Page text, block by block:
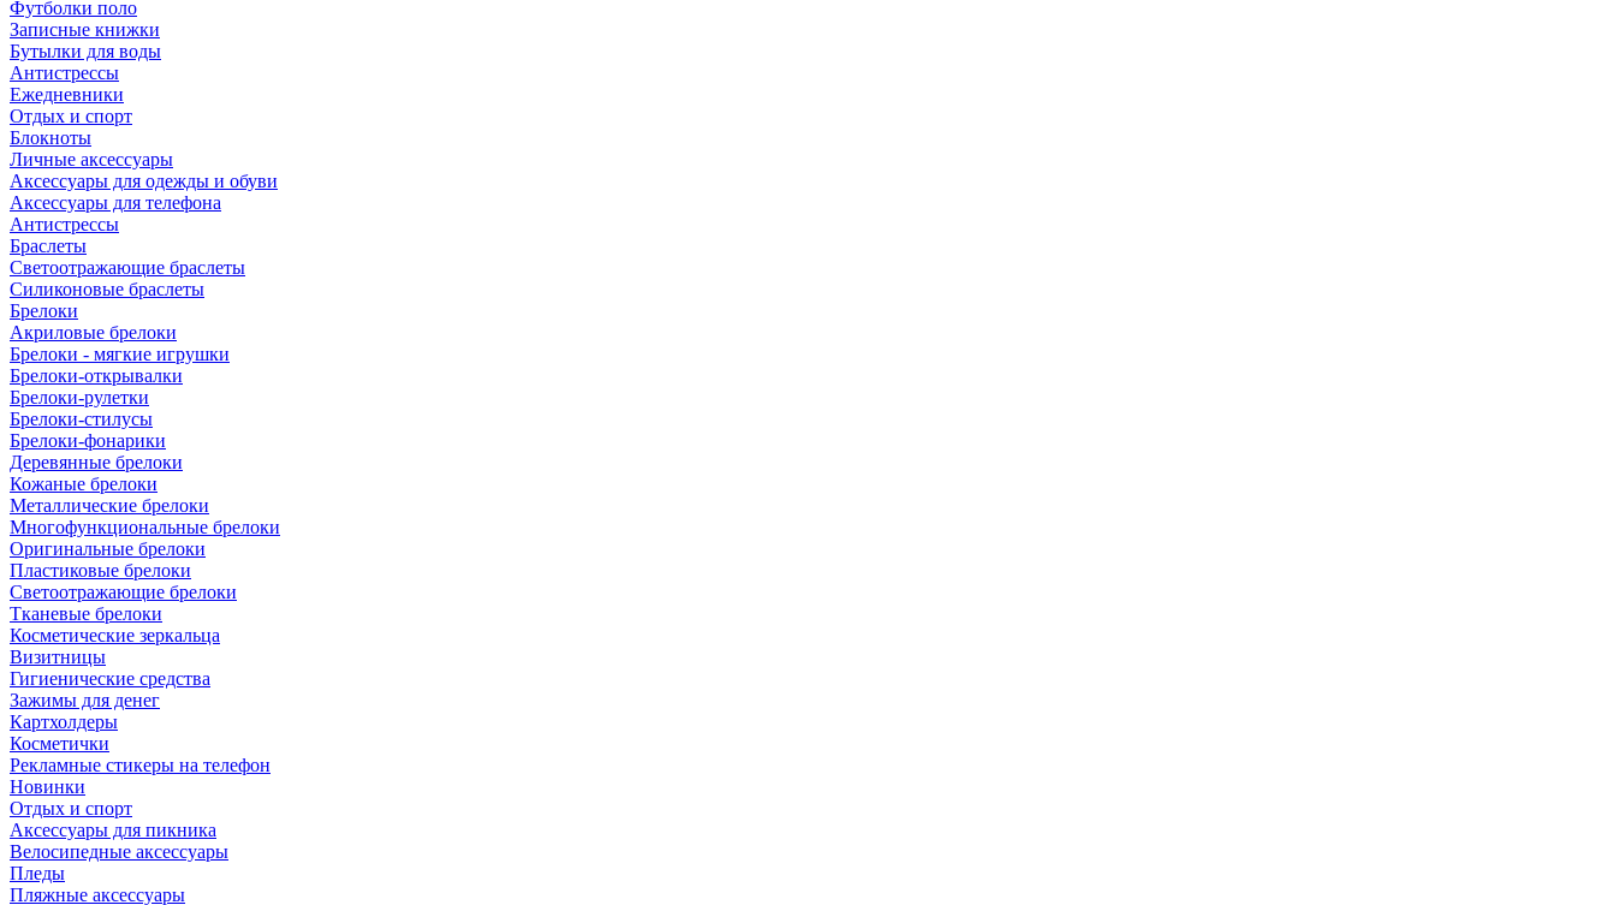
Футболки поло
Записные книжки
Бутылки для воды
Антистрессы
Ежедневники
Отдых и спорт
Блокноты
Личные аксессуары
Аксессуары для одежды и обуви
Аксессуары для телефона
Антистрессы
Браслеты
Светоотражающие браслеты
Силиконовые браслеты
Брелоки
Акриловые брелоки
Брелоки - мягкие игрушки
Брелоки-открывалки
Брелоки-рулетки
Брелоки-стилусы
Брелоки-фонарики
Деревянные брелоки
Кожаные брелоки
Металлические брелоки
Многофункциональные брелоки
Оригинальные брелоки
Пластиковые брелоки
Светоотражающие брелоки
Тканевые брелоки
Косметические зеркальца
Визитницы
Гигиенические средства
Зажимы для денег
Картхолдеры
Косметички
Рекламные стикеры на телефон
Новинки
Отдых и спорт
Аксессуары для пикника
Велосипедные аксессуары
Пледы
Пляжные аксессуары